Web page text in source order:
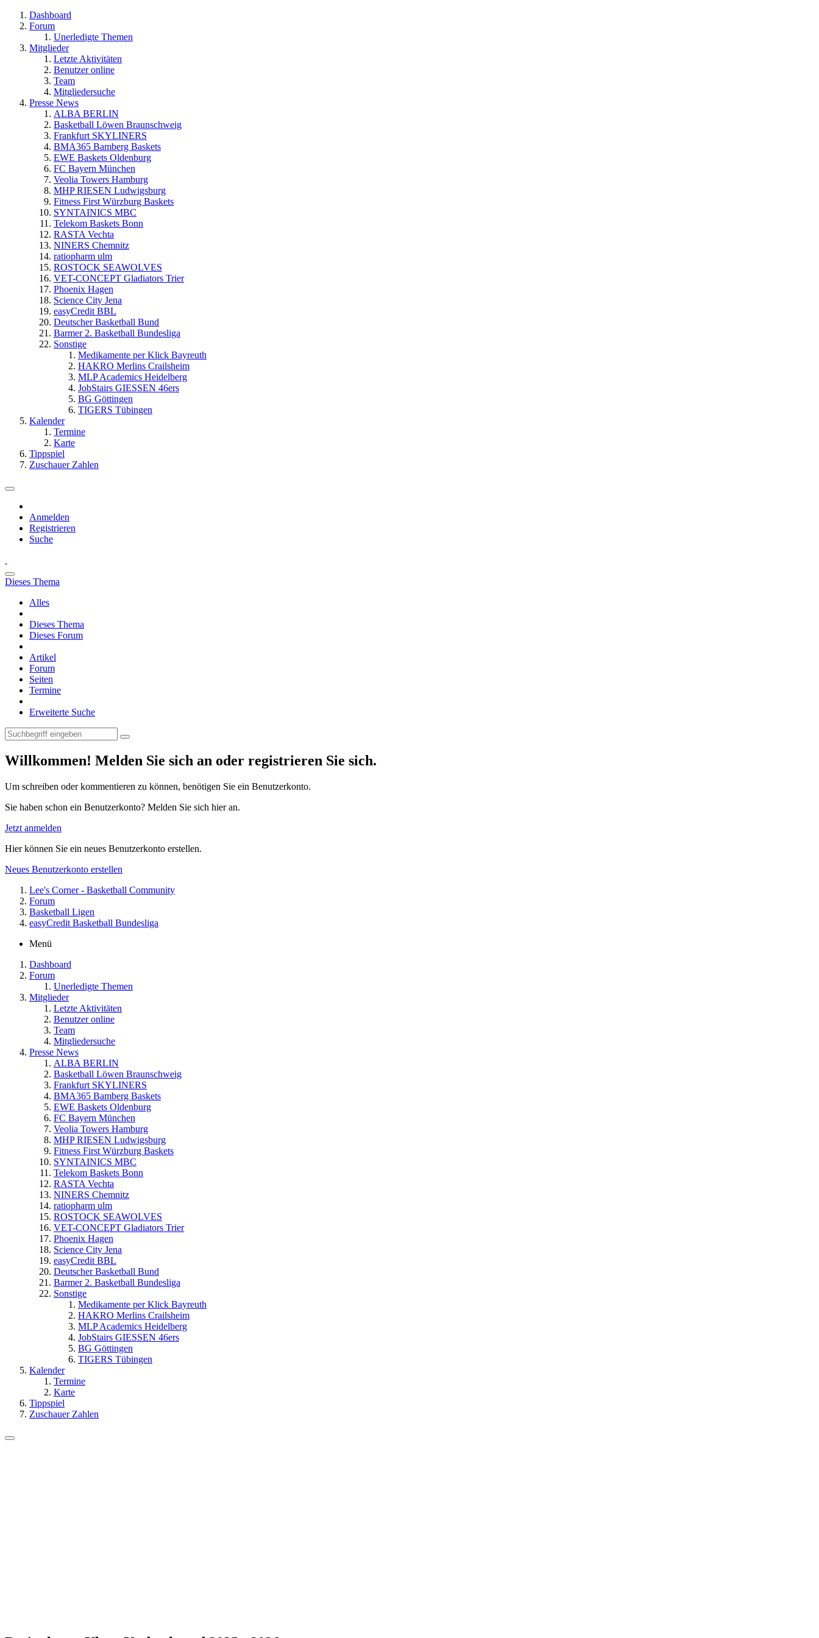
Dashboard
Forum
Unerledigte Themen
Mitglieder
Letzte Aktivitäten
Benutzer online
Team
Mitgliedersuche
Presse News
ALBA BERLIN
Basketball Löwen Braunschweig
Frankfurt SKYLINERS
BMA365 Bamberg Baskets
EWE Baskets Oldenburg
FC Bayern München
Veolia Towers Hamburg
MHP RIESEN Ludwigsburg
Fitness First Würzburg Baskets
SYNTAINICS MBC
Telekom Baskets Bonn
RASTA Vechta
NINERS Chemnitz
ratiopharm ulm
ROSTOCK SEAWOLVES
VET-CONCEPT Gladiators Trier
Phoenix Hagen
Science City Jena
easyCredit BBL
Deutscher Basketball Bund
Barmer 2. Basketball Bundesliga
Sonstige
Medikamente per Klick Bayreuth
HAKRO Merlins Crailsheim
MLP Academics Heidelberg
JobStairs GIESSEN 46ers
BG Göttingen
TIGERS Tübingen
Kalender
Termine
Karte
Tippspiel
Zuschauer Zahlen
Anmelden
Registrieren
Suche
Dieses Thema
Alles
Dieses Thema
Dieses Forum
Artikel
Forum
Seiten
Termine
Erweiterte Suche
Willkommen! Melden Sie sich an oder registrieren Sie sich.
Um schreiben oder kommentieren zu können, benötigen Sie ein Benutzerkonto.
Sie haben schon ein Benutzerkonto? Melden Sie sich hier an.
Jetzt anmelden
Hier können Sie ein neues Benutzerkonto erstellen.
Neues Benutzerkonto erstellen
Lee's Corner - Basketball Community
Forum
Basketball Ligen
easyCredit Basketball Bundesliga
Menü
Dashboard
Forum
Unerledigte Themen
Mitglieder
Letzte Aktivitäten
Benutzer online
Team
Mitgliedersuche
Presse News
ALBA BERLIN
Basketball Löwen Braunschweig
Frankfurt SKYLINERS
BMA365 Bamberg Baskets
EWE Baskets Oldenburg
FC Bayern München
Veolia Towers Hamburg
MHP RIESEN Ludwigsburg
Fitness First Würzburg Baskets
SYNTAINICS MBC
Telekom Baskets Bonn
RASTA Vechta
NINERS Chemnitz
ratiopharm ulm
ROSTOCK SEAWOLVES
VET-CONCEPT Gladiators Trier
Phoenix Hagen
Science City Jena
easyCredit BBL
Deutscher Basketball Bund
Barmer 2. Basketball Bundesliga
Sonstige
Medikamente per Klick Bayreuth
HAKRO Merlins Crailsheim
MLP Academics Heidelberg
JobStairs GIESSEN 46ers
BG Göttingen
TIGERS Tübingen
Kalender
Termine
Karte
Tippspiel
Zuschauer Zahlen